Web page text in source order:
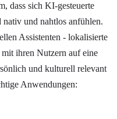
dass sich KI-gesteuerte
und nahtlos anfühlen.
Assistenten - lokalisierte
ihren Nutzern auf eine
und kulturell relevant
Anwendungen: